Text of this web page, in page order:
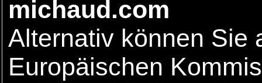
michaud.com
Alternativ können Sie
Europäischen